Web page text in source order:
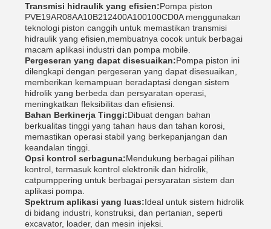
Transmisi hidraulik yang efisien:Pompa piston
PVE19AR08AA10B212400A100100CD0A menggunakan
teknologi piston canggih untuk memastikan transmisi
hidraulik yang efisien,membuatnya cocok untuk berbagai
macam aplikasi industri dan pompa mobile.
Pergeseran yang dapat disesuaikan:Pompa piston ini
dilengkapi dengan pergeseran yang dapat disesuaikan,
memberikan kemampuan beradaptasi dengan sistem
hidrolik yang berbeda dan persyaratan operasi,
meningkatkan fleksibilitas dan efisiensi.
Bahan Berkinerja Tinggi:Dibuat dengan bahan
berkualitas tinggi yang tahan haus dan tahan korosi,
memastikan operasi stabil yang berkepanjangan dan
keandalan tinggi.
Opsi kontrol serbaguna:Mendukung berbagai pilihan
kontrol, termasuk kontrol elektronik dan hidrolik,
catpumppering untuk berbagai persyaratan sistem dan
aplikasi pompa.
Spektrum aplikasi yang luas:Ideal untuk sistem hidrolik
di bidang industri, konstruksi, dan pertanian, seperti
excavator, loader, dan mesin injeksi.